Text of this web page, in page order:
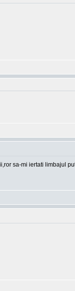
sa-mi iertati limbajul